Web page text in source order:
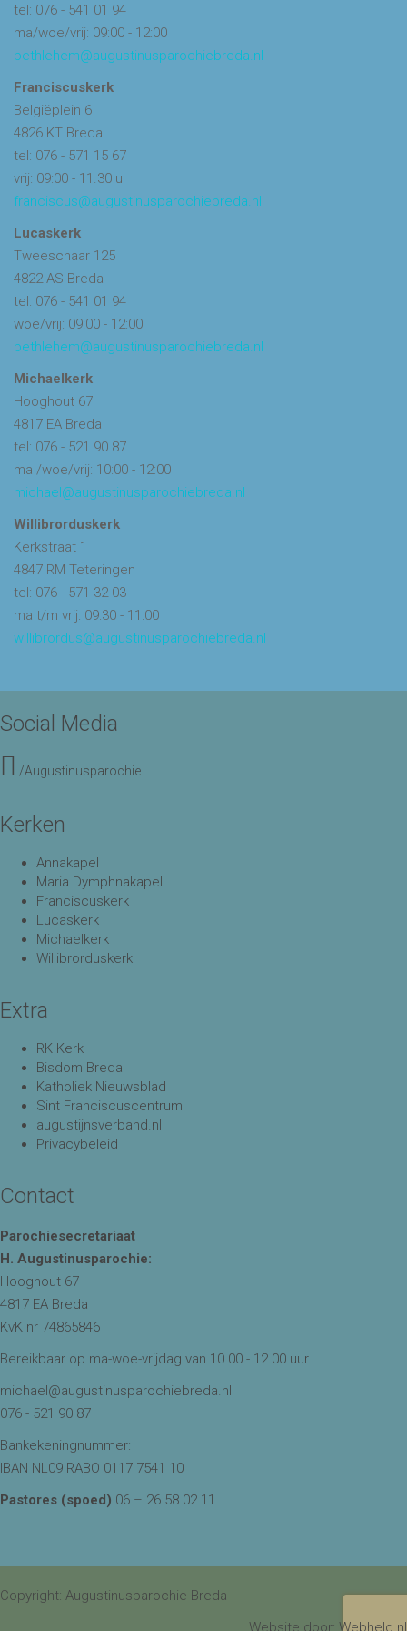
tel: 076 - 541 01 94
ma/woe/vrij: 09:00 - 12:00
bethlehem@augustinusparochiebreda.nl
Franciscuskerk
Belgiëplein 6
4826 KT Breda
tel: 076 - 571 15 67
vrij: 09:00 - 11.30 u
franciscus@augustinusparochiebreda.nl
Lucaskerk
Tweeschaar 125
4822 AS Breda
tel: 076 - 541 01 94
woe/vrij: 09:00 - 12:00
bethlehem@augustinusparochiebreda.nl
Michaelkerk
Hooghout 67
4817 EA Breda
tel: 076 - 521 90 87
ma /woe/vrij: 10:00 - 12:00
michael@augustinusparochiebreda.nl
Willibrorduskerk
Kerkstraat 1
4847 RM Teteringen
tel: 076 - 571 32 03
ma t/m vrij: 09:30 - 11:00
willibrordus@augustinusparochiebreda.nl
Social Media
/Augustinusparochie
Kerken
Annakapel
Maria Dymphnakapel
Franciscuskerk
Lucaskerk
Michaelkerk
Willibrorduskerk
Extra
RK Kerk
Bisdom Breda
Katholiek Nieuwsblad
Sint Franciscuscentrum
augustijnsverband.nl
Privacybeleid
Contact
Parochiesecretariaat
H. Augustinusparochie:
Hooghout 67
4817 EA Breda
KvK nr 74865846
Bereikbaar op ma-woe-vrijdag van 10.00 - 12.00 uur.
michael@augustinusparochiebreda.nl
076 - 521 90 87
Bankekeningnummer:
IBAN NL09 RABO 0117 7541 10
Pastores (spoed) 06 – 26 58 02 11
Copyright: Augustinusparochie Breda
Website door: Webheld.nl